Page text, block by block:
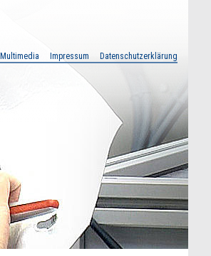
Multimedia Impressum Datenschutzerklärung